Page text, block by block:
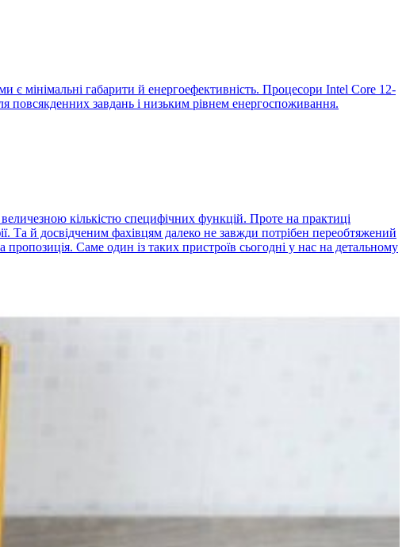
є мінімальні габарити й енергоефективність. Процесори Intel Core 12-
повсякденних завдань і низьким рівнем енергоспоживання.
кількістю специфічних функцій. Проте на практиці
Та й досвідченим фахівцям далеко не завжди потрібен переобтяжений
Саме один із таких пристроїв сьогодні у нас на детальному